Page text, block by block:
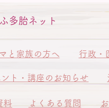
多胎ネット
と家族の方へ 行政・
ント・講座のお知らせ
料 よくある質問